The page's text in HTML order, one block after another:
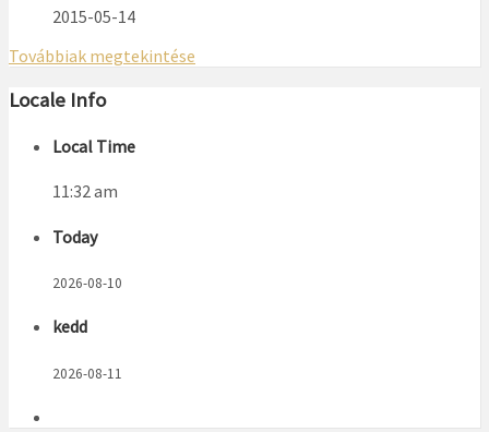
2015-05-14
Továbbiak megtekintése
Locale Info
Local Time
11:32 am
Today
2026-08-10
kedd
2026-08-11